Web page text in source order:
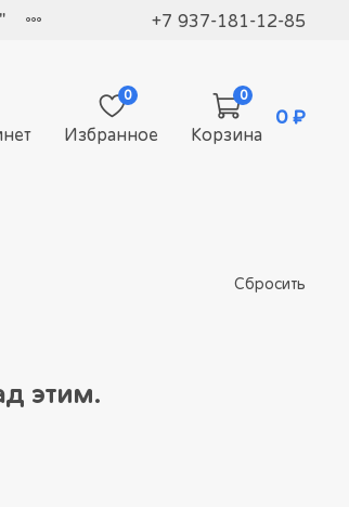
+7 937-181-12-85
0
Избранное
0
Корзина
0 ₽
Сбросить
этим.